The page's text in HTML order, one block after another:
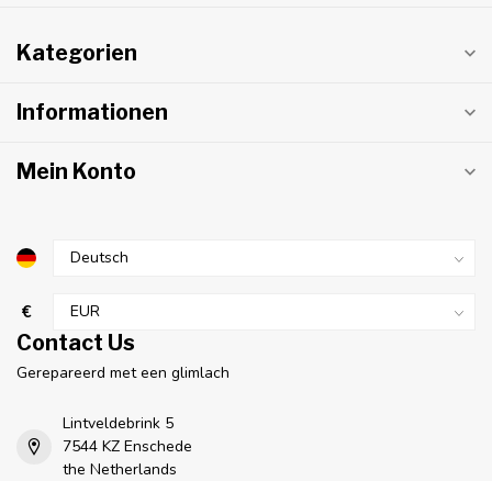
Kategorien
Informationen
Mein Konto
€
Contact Us
Gerepareerd met een glimlach
Lintveldebrink 5
7544 KZ Enschede
the Netherlands